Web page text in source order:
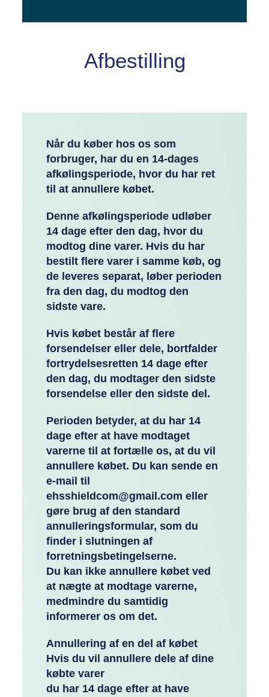
Afbestilling
Når du køber hos os som
forbruger, har du en 14-dages
afkølingsperiode, hvor du har ret
til at annullere købet.
Denne afkølingsperiode udløber
14 dage efter den dag, hvor du
modtog dine varer. Hvis du har
bestilt flere varer i samme køb, og
de leveres separat, løber perioden
fra den dag, du modtog den
sidste vare.
Hvis købet består af flere
forsendelser eller dele, bortfalder
fortrydelsesretten 14 dage efter
den dag, du modtager den sidste
forsendelse eller den sidste del.
Perioden betyder, at du har 14
dage efter at have modtaget
varerne til at fortælle os, at du vil
annullere købet. Du kan sende en
e-mail til
ehsshieldcom@gmail.com eller
gøre brug af den standard
annulleringsformular, som du
finder i slutningen af
forretningsbetingelserne.
Du kan ikke annullere købet ved
at nægte at modtage varerne,
medmindre du samtidig
informerer os om det.
Annullering af en del af købet
Hvis du vil annullere dele af dine
købte varer
du har 14 dage efter at have